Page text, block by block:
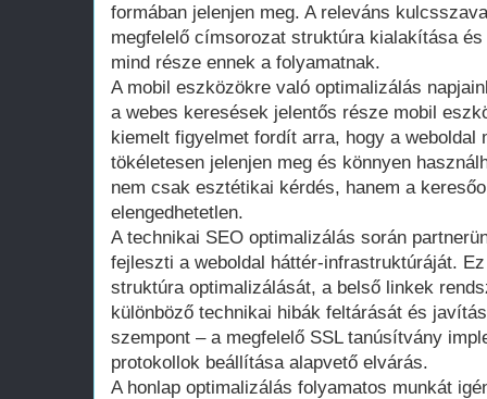
formában jelenjen meg. A releváns
megfelelő címsorozat struktúra kialakítása
mind része ennek a folyamatnak.
A mobil eszközökre való optimalizálás
a webes keresések jelentős része mobil
kiemelt figyelmet fordít arra, hogy a weboldal
tökéletesen jelenjen meg és könnyen
nem csak esztétikai kérdés, hanem a
elengedhetetlen.
A technikai SEO optimalizálás során
fejleszti a weboldal háttér-infrastruktúráját.
struktúra optimalizálását, a belső linkek
különböző technikai hibák feltárását és
szempont – a megfelelő SSL tanúsítvány
protokollok beállítása alapvető elvárás.
A honlap optimalizálás folyamatos munkát